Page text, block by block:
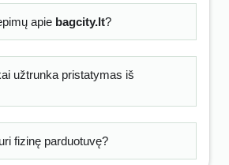
apie bagcity.lt?
užtrunka pristatymas iš
fizinę parduotuvę?